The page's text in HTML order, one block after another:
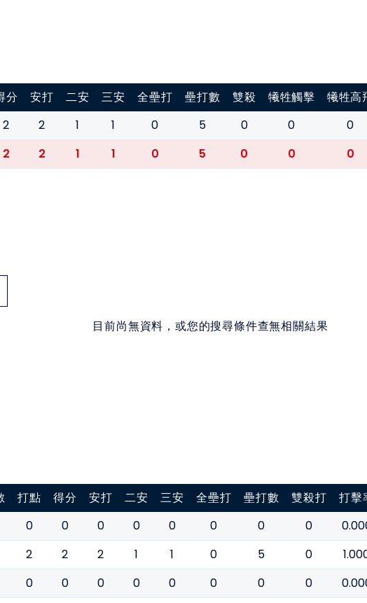
分 安打 二安 三安 全壘打 壘打數 雙殺 犧牲觸擊 犧牲高
2 2 1 1 0 5 0 0 0
2 2 1 1 0 5 0 0 0
目前尚無資料，或您的搜尋條件查無相關結果
打點 得分 安打 二安 三安 全壘打 壘打數 雙殺打 打擊
0 0 0 0 0 0 0 0
2 2 2 1 1 0 5 0
0 0 0 0 0 0 0 0